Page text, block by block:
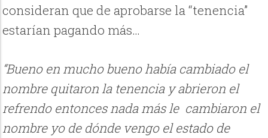
consideran que de aprobarse la “tenencia”
estarían pagando más…
“Bueno en mucho bueno había cambiado el
nombre quitaron la tenencia y abrieron el
refrendo entonces nada más le cambiaron el
nombre yo de dónde vengo el estado de